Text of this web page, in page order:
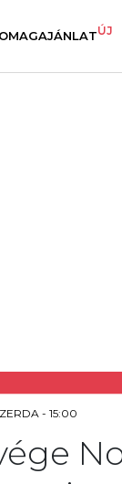
ÚJ
- 15:00